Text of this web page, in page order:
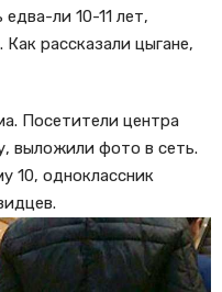
ли 10-11 лет,
рассказали цыгане,
Посетители центра
выложили фото в сеть.
10, одноклассник